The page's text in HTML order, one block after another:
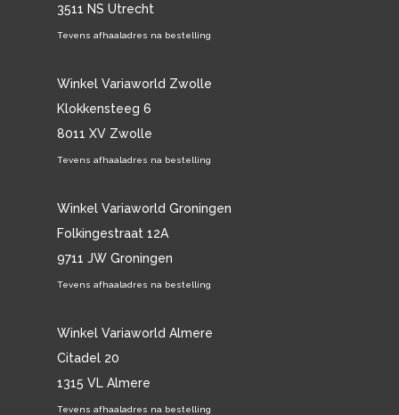
3511 NS Utrecht
Tevens afhaaladres na bestelling
Winkel Variaworld Zwolle
Klokkensteeg 6
8011 XV Zwolle
Tevens afhaaladres na bestelling
Winkel Variaworld Groningen
Folkingestraat 12A
9711 JW Groningen
Tevens afhaaladres na bestelling
Winkel Variaworld Almere
Citadel 20
1315 VL Almere
Tevens afhaaladres na bestelling